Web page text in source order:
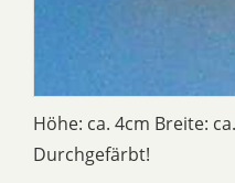
Höhe: ca. 4cm Breite:
Durchgefärbt!